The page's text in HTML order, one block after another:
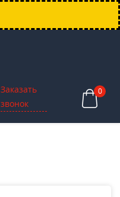
Заказать
звонок
0